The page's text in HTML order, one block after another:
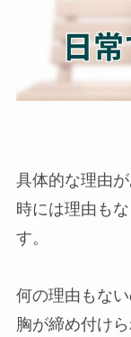
具体的な理由
時には理由も
す。
何の理由もな
胸が締め付け